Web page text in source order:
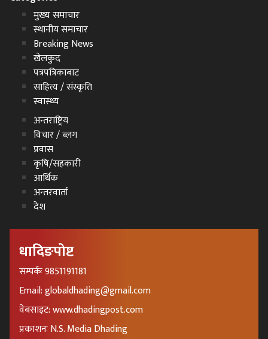
मुख्य समाचार
स्थानीय समाचार
Breaking News
खेलकुद
पत्रपत्रिकाबाट
साहित्य / संस्कृति
स्वास्थ्य
अन्तराष्ट्रिय
विचार / ब्लग
प्रवास
कृषि/सहकारी
आर्थिक
अन्तरवार्ता
देश
धादिङपोष्ट
सम्पर्कः 9851191181
Email: globaldhading@gmail.com
वेबसाइट: www.dhadingpost.com
प्रकाशनः N.S. Media Dhading